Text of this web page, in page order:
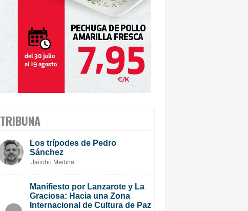
TRIBUNA
Los trípodes de Pedro
Sánchez
Jacobo Medina
Manifiesto por Lanzarote y La
Graciosa: Hacia una Zona
Internacional de Cultura de Paz